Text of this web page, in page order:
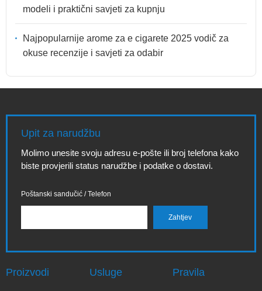
modeli i praktični savjeti za kupnju
Najpopularnije arome za e cigarete 2025 vodič za
okuse recenzije i savjeti za odabir
Upit za narudžbu
Molimo unesite svoju adresu e-pošte ili broj telefona kako
biste provjerili status narudžbe i podatke o dostavi.
Poštanski sandučić / Telefon
Proizvodi Usluge Pravila